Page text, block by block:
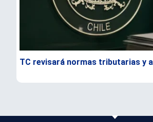
TC revisará normas tributarias y